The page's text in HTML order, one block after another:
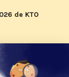
de KTO
Léon
KTO le